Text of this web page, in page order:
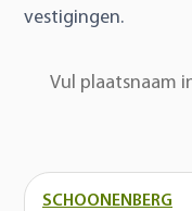
vestigingen.
Vul plaatsnaam
SCHOONENBERG